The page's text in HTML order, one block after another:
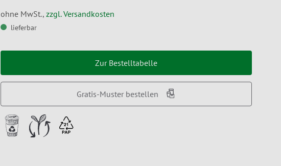
ohne MwSt., zzgl. Versandkosten
lieferbar
Zur Bestelltabelle
Gratis-Muster bestellen